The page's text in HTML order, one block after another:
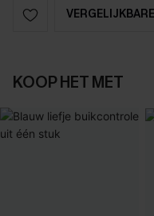
KOOP HET MET